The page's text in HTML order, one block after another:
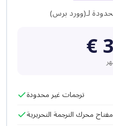
لـ(وورد برس)
€
ترجمات غير محدودة
مفتاح محرك الترجمة التحريرية